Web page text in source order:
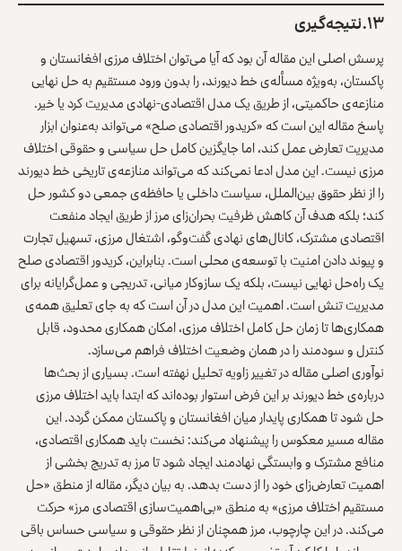
۱۳. نتیجه‌گیری
پرسش اصلی این مقاله آن بود که آیا می‌توان اختلاف مرزی افغانستان و
پاکستان، به‌ویژه مسأله‌ی خط دیورند، را بدون ورود مستقیم به حل نهایی
منازعه‌ی حاکمیتی، از طریق یک مدل اقتصادی-نهادی مدیریت کرد یا خیر.
پاسخ مقاله این است که «کریدور اقتصادی صلح» می‌تواند به‌عنوان ابزار
مدیریت تعارض عمل کند، اما جایگزین کامل حل سیاسی و حقوقی اختلاف
مرزی نیست. این مدل ادعا نمی‌کند که می‌تواند منازعه‌ی تاریخی خط دیورند
را از نظر حقوق بین‌الملل، سیاست داخلی یا حافظه‌ی جمعی دو کشور حل
کند؛ بلکه هدف آن کاهش ظرفیت بحران‌زای مرز از طریق ایجاد منفعت
اقتصادی مشترک، کانال‌های نهادی گفت‌وگو، اشتغال مرزی، تسهیل تجارت
و پیوند دادن امنیت با توسعه‌ی محلی است. بنابراین، کریدور اقتصادی صلح
یک راه‌حل نهایی نیست، بلکه یک سازوکار میانی، تدریجی و عمل‌گرایانه برای
مدیریت تنش است. اهمیت این مدل در آن است که به‌ جای تعلیق همه‌ی
همکاری‌ها تا زمان حل کامل اختلاف مرزی، امکان همکاری محدود، قابل
کنترل و سودمند را در همان وضعیت اختلاف فراهم می‌سازد.
نوآوری اصلی مقاله در تغییر زاویه تحلیل نهفته است. بسیاری از بحث‌ها
درباره‌ی خط دیورند بر این فرض استوار بوده‌اند که ابتدا باید اختلاف مرزی
حل شود تا همکاری پایدار میان افغانستان و پاکستان ممکن گردد. این
مقاله مسیر معکوس را پیشنهاد می‌کند: نخست باید همکاری اقتصادی،
منافع مشترک و وابستگی نهادمند ایجاد شود تا مرز به‌ تدریج بخشی از
اهمیت تعارض‌زای خود را از دست بدهد. به بیان دیگر، مقاله از منطق «حل
مستقیم اختلاف مرزی» به منطق «بی‌اهمیت‌سازی اقتصادی مرز» حرکت
می‌کند. در این چارچوب، مرز همچنان از نظر حقوقی و سیاسی حساس باقی